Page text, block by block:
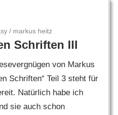
/ markus heitz
Schriften III
von Markus
Schriften“ Teil 3 steht für
Natürlich habe ich
sie auch schon